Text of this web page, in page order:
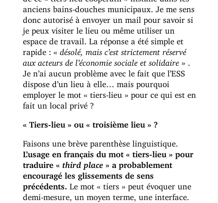
anciens bains-douches municipaux. Je me sens
donc autorisé à envoyer un mail pour savoir si
je peux visiter le lieu ou même utiliser un
espace de travail. La réponse a été simple et
rapide : «
désolé, mais c’est strictement réservé
aux acteurs de l’économie sociale et solidaire
Je n’ai aucun problème avec le fait que l’ESS
dispose d’un lieu à elle… mais pourquoi
employer le mot « tiers-lieu » pour ce qui est en
fait un local privé ?
« Tiers-lieu » ou « troisième lieu » ?
Faisons une brève parenthèse linguistique.
L’usage en français du mot « tiers-lieu » pour
traduire «
third place
» a probablement
encouragé les glissements de sens
précédents.
Le mot « tiers » peut évoquer une
demi-mesure, un moyen terme, une interface.